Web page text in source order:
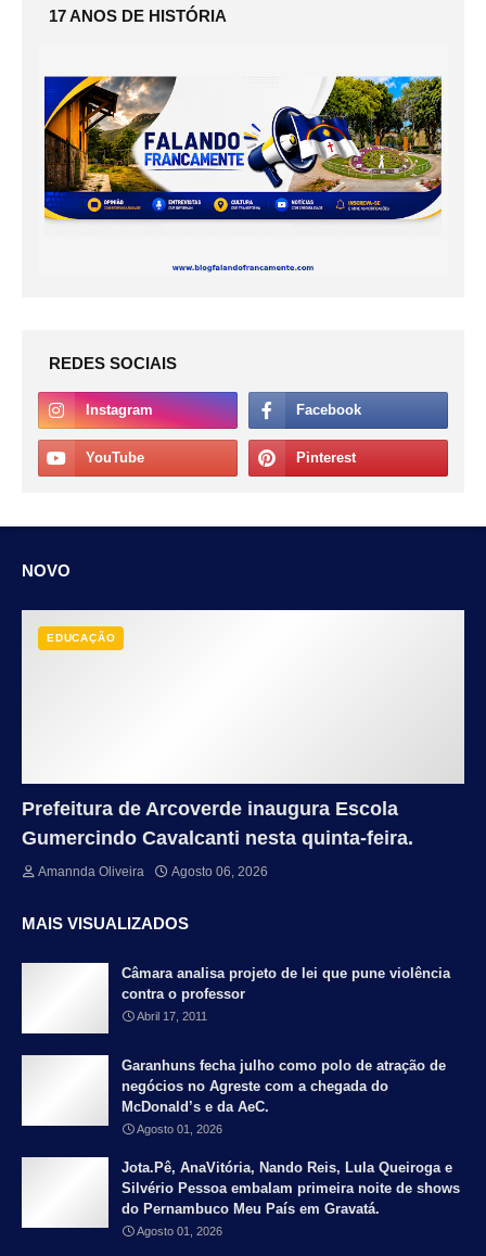
17 ANOS DE HISTÓRIA
REDES SOCIAIS
NOVO
EDUCAÇÃO
Prefeitura de Arcoverde inaugura Escola
Gumercindo Cavalcanti nesta quinta-feira.
Amannda Oliveira Agosto 06, 2026
MAIS VISUALIZADOS
Câmara analisa projeto de lei que pune violência
contra o professor
Abril 17, 2011
Garanhuns fecha julho como polo de atração de
negócios no Agreste com a chegada do
McDonald’s e da AeC.
Agosto 01, 2026
Jota.Pê, AnaVitória, Nando Reis, Lula Queiroga e
Silvério Pessoa embalam primeira noite de shows
do Pernambuco Meu País em Gravatá.
Agosto 01, 2026